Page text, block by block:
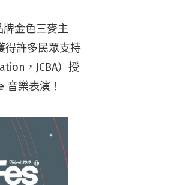
金色三麥主
得許多民眾支持
，JCBA）授
樂表演！